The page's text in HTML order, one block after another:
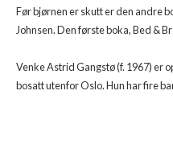
Før bjørnen er skutt er den andre
Johnsen. Den første boka, Bed &
Venke Astrid Gangstø (f. 1967) er
bosatt utenfor Oslo. Hun har fire